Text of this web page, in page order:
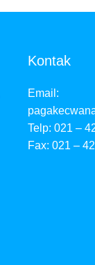
Kontak
Email:
Telp: 021 –
Fax: 021 –